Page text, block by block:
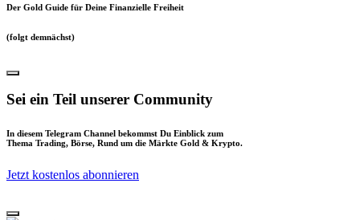
Der Gold Guide für Deine Finanzielle Freiheit
(folgt demnächst)
Sei ein Teil unserer Community
In diesem Telegram Channel bekommst Du Einblick zum
Thema Trading, Börse, Rund um die Märkte Gold & Krypto.
Jetzt kostenlos abonnieren